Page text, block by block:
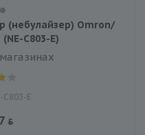
(небулайзер) Omron/
C803-E)
C803-E